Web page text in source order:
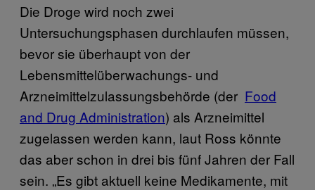
Die Droge wird noch zwei
Untersuchungsphasen durchlaufen müssen,
bevor sie überhaupt von der
Lebensmittelüberwachungs- und
Arzneimittelzulassungsbehörde (der ​Food
and Drug Administration) als Arzneimittel
zugelassen werden kann, laut Ross könnte
das aber schon in drei bis fünf Jahren der Fall
sein. „Es gibt aktuell keine Medikamente, mit